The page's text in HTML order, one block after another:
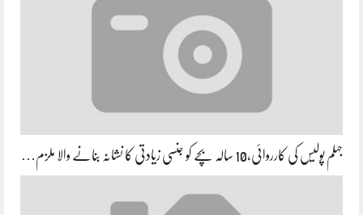
جہلم پولیس کی کارروائی،10 سالہ بچے کو جنسی زیادتی کا نشانہ بنانے والا ملزم…